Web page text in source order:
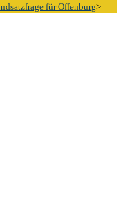
für Offenburg>